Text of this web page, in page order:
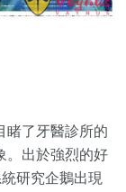
睹了牙醫診所的‌
。出於強烈的好
研究企鵝出現